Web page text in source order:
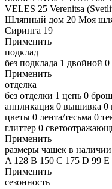
VELES 25 Verenitsa
Шляпный дом 20 Моя
Сиринга 19
Применить
подклад
без подклада 1 двойной 0
Применить
отделка
без отделки 1 цепь 0
аппликация 0 вышивка 0
цветы 0 лента/тесьма 0
глиттер 0
Применить
размеры чашек в наличии
A 128 B 150 C 175 D 99 E
Применить
сезонность